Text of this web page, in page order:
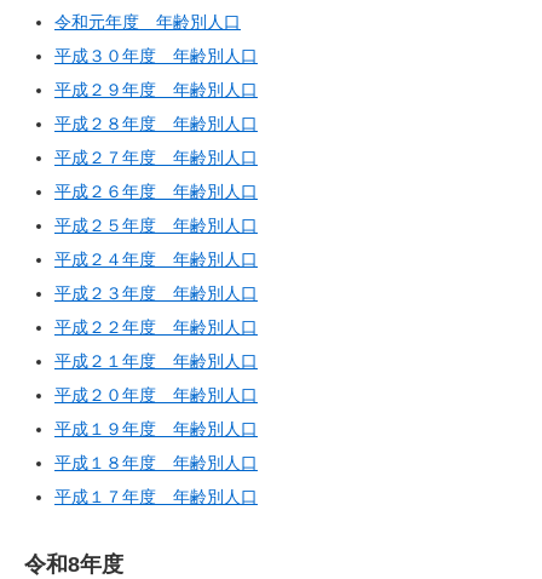
令和元年度＿年齢別人口
平成３０年度＿年齢別人口
平成２９年度＿年齢別人口
平成２８年度＿年齢別人口
平成２７年度＿年齢別人口
平成２６年度＿年齢別人口
平成２５年度＿年齢別人口
平成２４年度＿年齢別人口
平成２３年度＿年齢別人口
平成２２年度＿年齢別人口
平成２１年度＿年齢別人口
平成２０年度＿年齢別人口
平成１９年度＿年齢別人口
平成１８年度＿年齢別人口
平成１７年度＿年齢別人口
令和8年度